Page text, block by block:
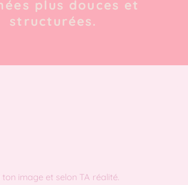
plus douces et
structurées.
image et selon TA réalité.